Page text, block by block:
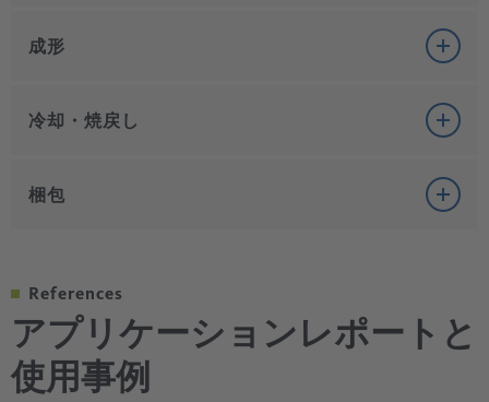
ダ、硫酸塩）は吸湿性のある物質で構成されており、
これらは原料のサプライヤーによって運ばれ、サイロ
縮空気が使用されますが、この圧縮空気には、異物や
とが必要です。これにより、粉体がくっついたり固ま
ったりしてパイプを詰まらせたり、サイロ内に堆積し
また、最終製品の輸送にも特別な課題があります。大
規模な電力システムを介して、コンプレッサーステー
ションから工場の受け渡し場所まで行われます。ま
た、屋外や工場内のホールでは、温度差が激しく、結
ています。工程は、途切れがなく連動して、停止する
ことはありません。ガラス生産は1年365日、24時間体制
ネルギー的にも大きな問題となります。したがって、
あり、性能に影響を与えるような漏れがあってはなり
ません。ここで決定的な要因となるのは、常に確実に
乾燥した圧縮空気を供給することです。湿度が高すぎ
ると、短時間のうちに機械のバルブ内にエマルジョン
成形
て対応する金型に一滴ずつ入れ、最初にプレス機で底
面を成形し、次の工程で最大0.4MPaの圧縮空気を使っ
ここでは、不純物や堆積物、含有物によって最終製品
の品質に影響が出ないように、一定の圧力とクリーン
な圧縮空気が必要です。
冷却・焼戻し
これは通常、次の処理工程に向かう途中で周囲の空気
によって行われるか、または、供給された予熱空気に
よって一定の温度と圧力が保たれた特別な「チャンバ
ー」の中で行われます。急激な冷却は、ガラスの応力
梱包
完成した瓶は、通常、真空グリッパーを使って適切な
段ボール箱に自動的に入れられ、その後、梱包されま
す。ここでは、真空を発生させる目的などに、圧縮空
気が頻繁に使用されます。また、生産に支障をきたさ
References
アプリケーションレポートと
使用事例